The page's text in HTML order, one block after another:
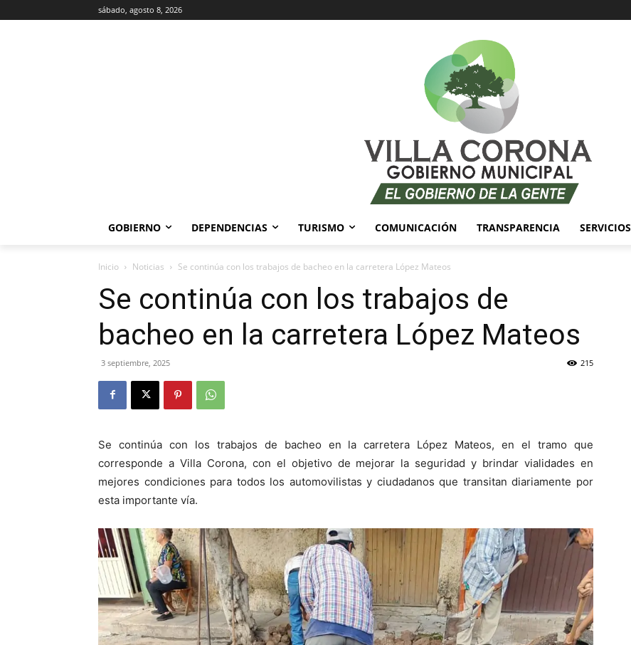
sábado, agosto 8, 2026
GOBIERNO DEPENDENCIAS TURISMO COMUNICACIÓN TRANSPARENCIA SERVICIOS
Inicio Noticias Se continúa con los trabajos de bacheo en la carretera López Mateos
Se continúa con los trabajos de
bacheo en la carretera López Mateos
3 septiembre, 2025 215
Se continúa con los trabajos de bacheo en la carretera López Mateos, en el tramo que
corresponde a Villa Corona, con el objetivo de mejorar la seguridad y brindar vialidades en
mejores condiciones para todos los automovilistas y ciudadanos que transitan diariamente por
esta importante vía.